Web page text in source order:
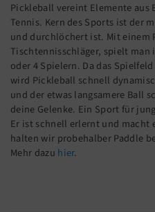
Pickleball vereint Elemente
Tennis. Kern des Sports ist der
und durchlöchert ist. Mit einem
Tischtennisschläger, spielt
oder 4 Spielern. Da das
wird Pickleball schnell
und der etwas langsamere Ball
deine Gelenke. Ein Sport für
Er ist schnell erlernt und macht
halten wir probehalber Paddle
Mehr dazu hier.